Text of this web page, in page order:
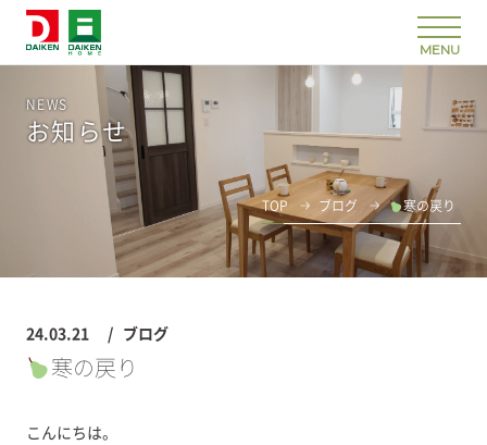
NEWS
お知らせ
TOP ブログ 寒の戻り
24.03.21 ブログ
寒の戻り
こんにちは。